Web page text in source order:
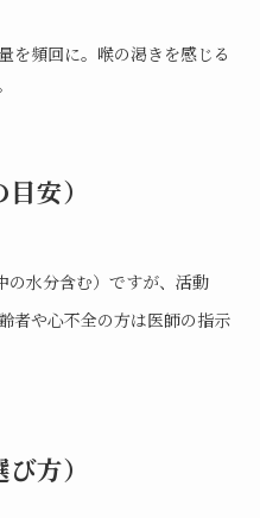
を頻回に。喉の渇きを感じる
安）
の水分含む）ですが、活動
者や心不全の方は医師の指示
方）